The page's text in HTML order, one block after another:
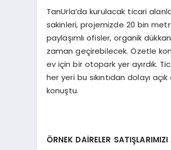
TanUrla’da kurulacak ticari
sakinleri, projemizde 20 bin
paylaşımlı ofisler, organik
zaman geçirebilecek. Özetle
ev için bir otopark yer ayırdık.
her yeri bu sıkıntıdan dolayı
konuştu.
ÖRNEK DAİRELER